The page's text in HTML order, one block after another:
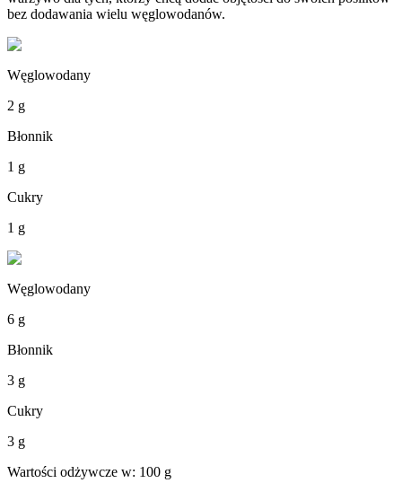
bez dodawania wielu węglowodanów.
Węglowodany
2 g
Błonnik
1 g
Cukry
1 g
Węglowodany
6 g
Błonnik
3 g
Cukry
3 g
Wartości odżywcze w: 100 g